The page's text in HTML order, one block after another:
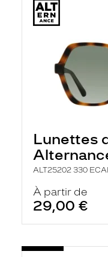
Lunettes
ALT25202 330
À partir de
29,00 €